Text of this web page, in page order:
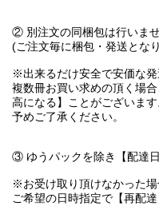
② 別注文の同梱包は行いませ
(ご注文毎に梱包・発送とな
※出来るだけ安全で安価な発
複数冊お買い求めの頂く場
高になる】ことがございます
予めご了承ください。
③ ゆうパックを除き【配達
※お受け取り頂けなかった場
ご希望の日時指定で【再配達